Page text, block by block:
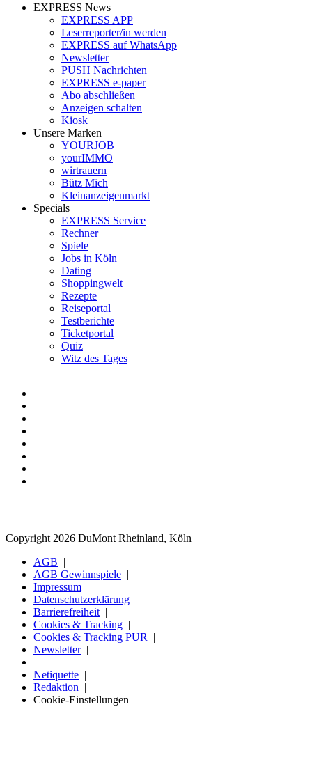
EXPRESS News
EXPRESS APP
Leserreporter/in werden
EXPRESS auf WhatsApp
Newsletter
PUSH Nachrichten
EXPRESS e-paper
Abo abschließen
Anzeigen schalten
Kiosk
Unsere Marken
YOURJOB
yourIMMO
wirtrauern
Bütz Mich
Kleinanzeigenmarkt
Specials
EXPRESS Service
Rechner
Spiele
Jobs in Köln
Dating
Shoppingwelt
Rezepte
Reiseportal
Testberichte
Ticketportal
Quiz
Witz des Tages
Copyright 2026 DuMont Rheinland, Köln
AGB
AGB Gewinnspiele
Impressum
Datenschutzerklärung
Barrierefreiheit
Cookies & Tracking
Cookies & Tracking PUR
Newsletter
Netiquette
Redaktion
Cookie-Einstellungen